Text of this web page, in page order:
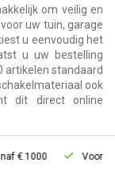
om veilig en
uw tuin, garage
u eenvoudig het
u uw bestelling
artikelen standaard
ook
dit direct online
€ 1000 Voor 21u